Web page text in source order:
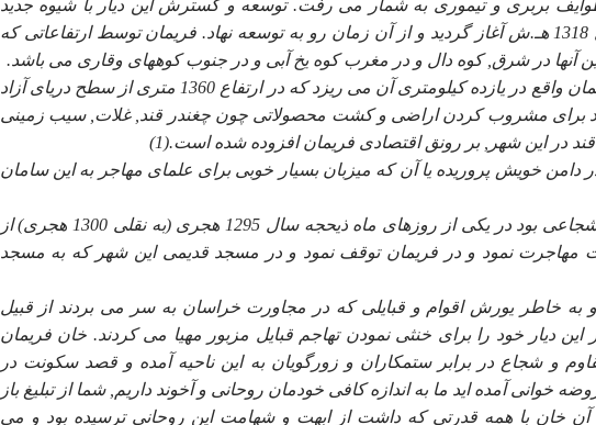
طوايف بربرى و تيمورى به شمار مى رفت. توسعه و گسترش اين ديار با شيوه جديد
نقشه كشى, شهرسازى و فنون مهندسى از سال 1318 هـ.ش آغاز گرديد و از آن زمان رو به توسعه نهاد. فريمان توسط ارتفاعاتى كه
آنها در شرق, كوه دال و در مغرب كوه يخ آبى و در جنوب كوههاى وقارى مى باشد.
رودخانه فريمان پس از طى 20 كيلومتر به بند فريمان واقع در يازده كيلومترى آن مى ريزد كه در ارتفاع 1360 مترى از سطح درياى آزاد
براى مشروب كردن اراضى و كشت محصولاتى چون چغندر قند, غلات, سيب زمينى
در اين شهر, بر رونق اقتصادى فريمان افزوده شده است.(1)
خويش پروريده يا آن كه ميزبان بسيار خوبى براى علماى مهاجر به اين سامان
آخوند ملا محمد على كه مرد پرهيزكار, باسواد و شجاعى بود در يكى از روزهاى ماه ذيحجه سال 1295 هجرى (به نقلى 1300 هجرى) از
نمود و در فريمان توقف نمود و در مسجد قديمى اين شهر كه به مسجد
و به خاطر يورش اقوام و قبايلى كه در مجاورت خراسان به سر مى بردند از قبيل
ديار خود را براى خنثى نمودن تهاجم قبايل مزبور مهيا مى كردند. خان فريمان
و شجاع در برابر ستمكاران و زورگويان به اين ناحيه آمده و قصد سكونت در
خوانى آمده ايد ما به اندازه كافى خودمان روحانى و آخوند داريم, شما از تبليغ باز
آن خان با همه قدرتى كه داشت از ابهت و شهامت اين روحانى ترسيده بود و مى